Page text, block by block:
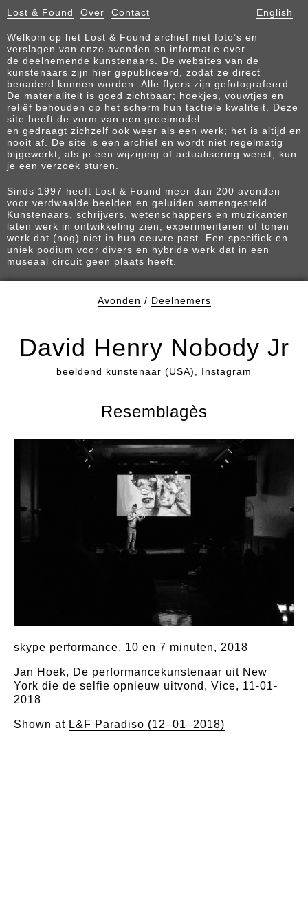
Lost & Found Over Contact English
Welkom op het Lost & Found archief met foto’s en
verslagen van onze avonden en informatie over
de deelnemende kunstenaars. De websites van de
kunstenaars zijn hier gepubliceerd, zodat ze direct
benaderd kunnen worden. Alle flyers zijn gefotografeerd.
De materialiteit is goed zichtbaar; hoekjes, vouwtjes en
reliëf behouden op het scherm hun tactiele kwaliteit. Deze
site heeft de vorm van een groeimodel
en gedraagt zichzelf ook weer als een werk; het is altijd en
nooit af. De site is een archief en wordt niet regelmatig
bijgewerkt; als je een wijziging of actualisering wenst, kun
je een verzoek sturen.
Sinds 1997 heeft Lost & Found meer dan 200 avonden
voor verdwaalde beelden en geluiden samengesteld.
Kunstenaars, schrijvers, wetenschappers en muzikanten
laten werk in ontwikkeling zien, experimenteren of tonen
werk dat (nog) niet in hun oeuvre past. Een specifiek en
uniek podium voor divers en hybride werk dat in een
museaal circuit geen plaats heeft.
Avonden / Deelnemers
David Henry Nobody Jr
beeldend kunstenaar (USA), Instagram
Resemblagès
skype performance, 10 en 7 minuten, 2018
Jan Hoek, De performancekunstenaar uit New
York die de selfie opnieuw uitvond, Vice, 11-01-
2018
Shown at L&F Paradiso (12–01–2018)